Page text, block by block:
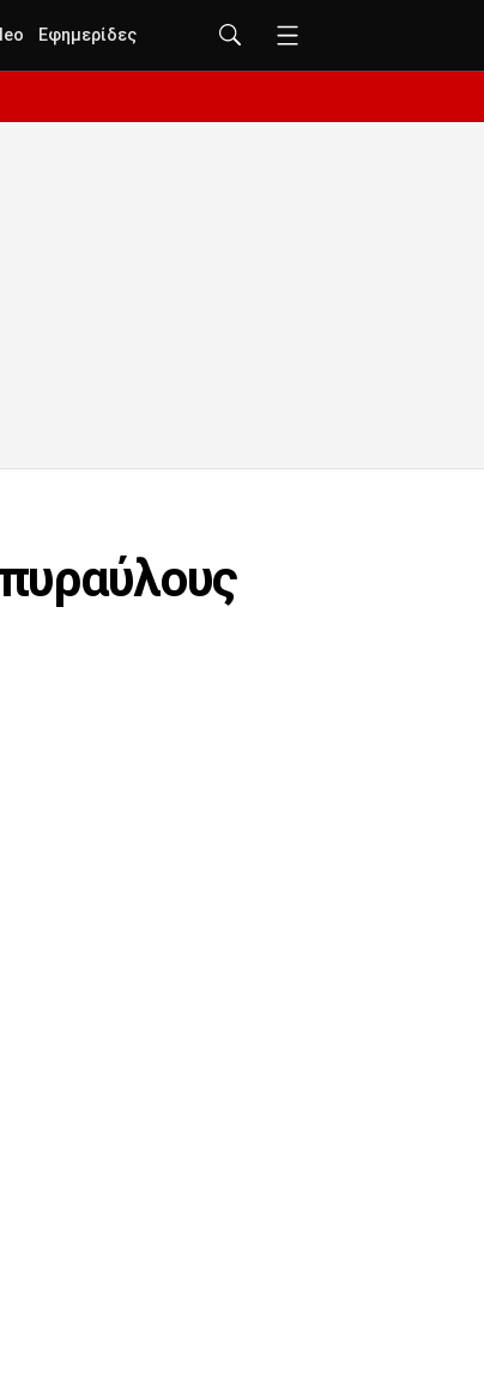
Εφημερίδες